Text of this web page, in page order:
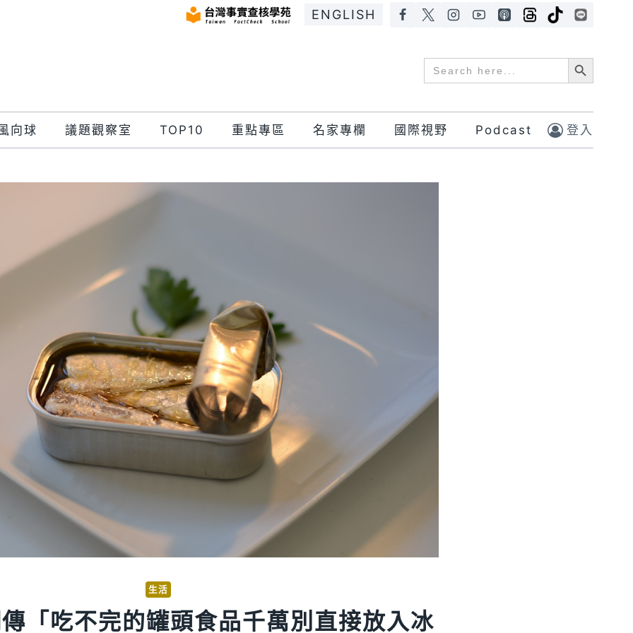
ENGLISH
Search
for:
Search Button
向球 議題觀察室 TOP10 重點專區 名家專欄 國際視野 Podcast 登入
生活
「吃不完的罐頭食品千萬別直接放入冰